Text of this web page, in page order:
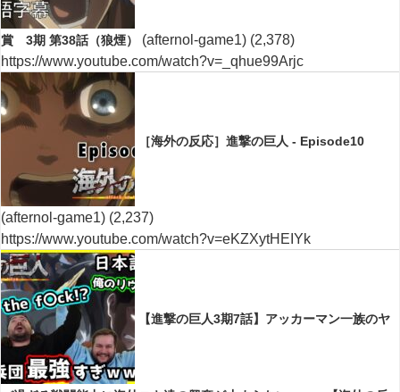
賞 3期 第38話（狼煙） (afternol-game1) (2,378)
https://www.youtube.com/watch?v=_qhue99Arjc
［海外の反応］進撃の巨人 - Episode10
(afternol-game1) (2,237)
https://www.youtube.com/watch?v=eKZXytHEIYk
【進撃の巨人3期7話】アッカーマン一族のヤ